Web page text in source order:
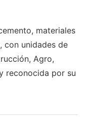
materiales
con unidades de
Agro,
reconocida por su